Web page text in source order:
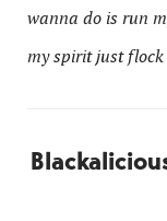
wanna do is run
my spirit just flock